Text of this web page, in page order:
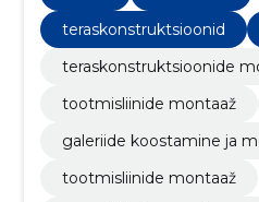
teraskonstruktsioonid
teraskonstruktsioonide
tootmisliinide montaaž
galeriide koostamine ja
tootmisliinide montaaž